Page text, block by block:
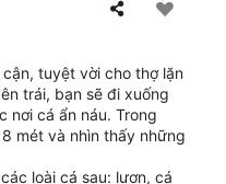
tuyệt vời cho thợ lặn
trái, bạn sẽ đi xuống
nơi cá ẩn náu. Trong
mét và nhìn thấy những
loài cá sau: lươn, cá